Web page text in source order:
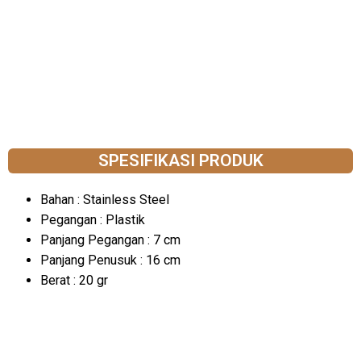
SPESIFIKASI PRODUK
Bahan : Stainless Steel
Pegangan : Plastik
Panjang Pegangan : 7 cm
Panjang Penusuk : 16 cm
Berat : 20 gr